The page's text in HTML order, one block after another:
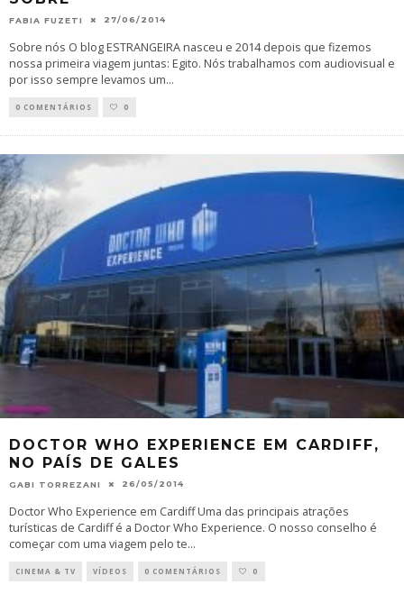
FABIA FUZETI 27/06/2014
Sobre nós O blog ESTRANGEIRA nasceu e 2014 depois que fizemos
nossa primeira viagem juntas: Egito. Nós trabalhamos com audiovisual e
por isso sempre levamos um...
0 COMENTÁRIOS 0
DOCTOR WHO EXPERIENCE EM CARDIFF,
NO PAÍS DE GALES
GABI TORREZANI 26/05/2014
Doctor Who Experience em Cardiff Uma das principais atrações
turísticas de Cardiff é a Doctor Who Experience. O nosso conselho é
começar com uma viagem pelo te...
CINEMA & TV VÍDEOS 0 COMENTÁRIOS 0